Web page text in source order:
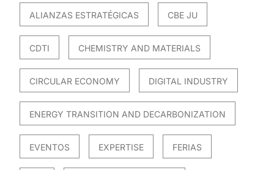
ALIANZAS ESTRATÉGICAS CBE JU
CDTI CHEMISTRY AND MATERIALS
CIRCULAR ECONOMY DIGITAL INDUSTRY
ENERGY TRANSITION AND DECARBONIZATION
EVENTOS EXPERTISE FERIAS